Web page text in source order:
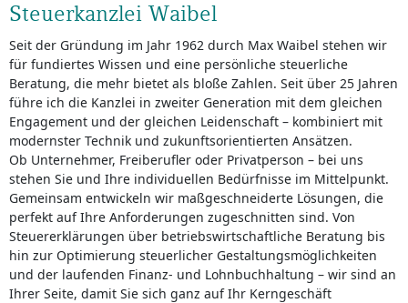
Steuerkanzlei Waibel
Seit der Gründung im Jahr 1962 durch Max Waibel stehen wir
für fundiertes Wissen und eine persönliche steuerliche
Beratung, die mehr bietet als bloße Zahlen. Seit über 25 Jahren
führe ich die Kanzlei in zweiter Generation mit dem gleichen
Engagement und der gleichen Leidenschaft – kombiniert mit
modernster Technik und zukunftsorientierten Ansätzen.
Ob Unternehmer, Freiberufler oder Privatperson – bei uns
stehen Sie und Ihre individuellen Bedürfnisse im Mittelpunkt.
Gemeinsam entwickeln wir maßgeschneiderte Lösungen, die
perfekt auf Ihre Anforderungen zugeschnitten sind. Von
Steuererklärungen über betriebswirtschaftliche Beratung bis
hin zur Optimierung steuerlicher Gestaltungsmöglichkeiten
und der laufenden Finanz- und Lohnbuchhaltung – wir sind an
Ihrer Seite, damit Sie sich ganz auf Ihr Kerngeschäft